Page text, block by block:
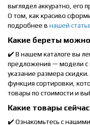
выглядел аккуратно, его
О том, как красиво
подробнее в нашей
Какие береты
✔️ В нашем каталоге вы
предложения — модели
указание размера
функция сортировки,
товары по стоимости и
Какие товары
✔️ Ознакомьтесь с